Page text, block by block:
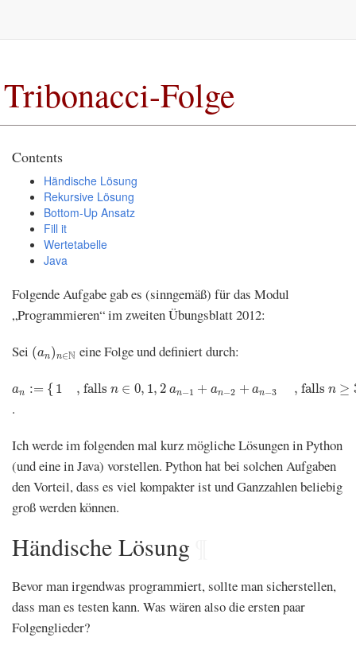
Tribonacci-Folge
Contents
Händische Lösung
Rekursive Lösung
Bottom-Up Ansatz
Fill it
Wertetabelle
Java
Folgende Aufgabe gab es (sinngemäß) für das Modul
„Programmieren“ im zweiten Übungsblatt 2012:
Sei (an)n∈N
(an )n N
eine Folge und definiert durch:
an := { 1 , falls n ∈ 0, 1, 2 an−1 + an−2 + an−3 , falls n ≥
, fallsn ∈ 2 an − + + , falls
.
Ich werde im folgenden mal kurz mögliche Lösungen in Python
(und eine in Java) vorstellen. Python hat bei solchen Aufgaben
den Vorteil, dass es viel kompakter ist und Ganzzahlen beliebig
groß werden können.
Händische Lösung
Bevor man irgendwas programmiert, sollte man sicherstellen,
dass man es testen kann. Was wären also die ersten paar
Folgenglieder?